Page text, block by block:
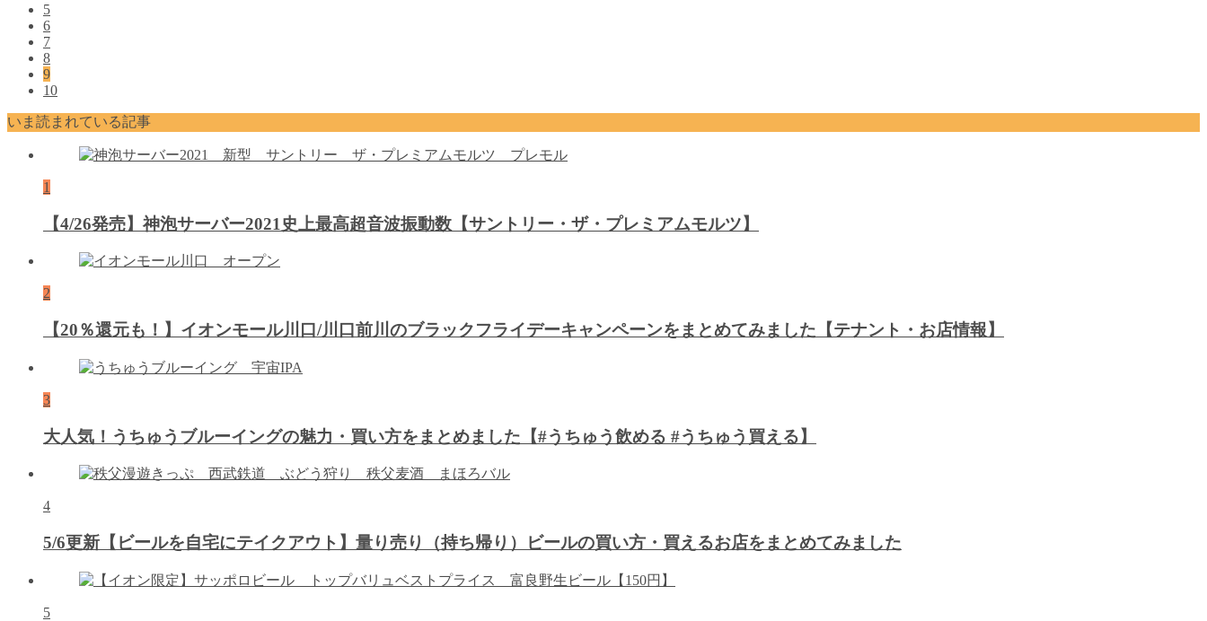
5
6
7
8
9
10
いま読まれている記事
1
【4/26発売】神泡サーバー2021史上最高超音波振動数【サントリー・ザ・プレミアムモルツ】
2
【20％還元も！】イオンモール川口/川口前川のブラックフライデーキャンペーンをまとめてみました【テナント・お店情報】
3
大人気！うちゅうブルーイングの魅力・買い方をまとめました【#うちゅう飲める #うちゅう買える】
4
5/6更新【ビールを自宅にテイクアウト】量り売り（持ち帰り）ビールの買い方・買えるお店をまとめてみました
5